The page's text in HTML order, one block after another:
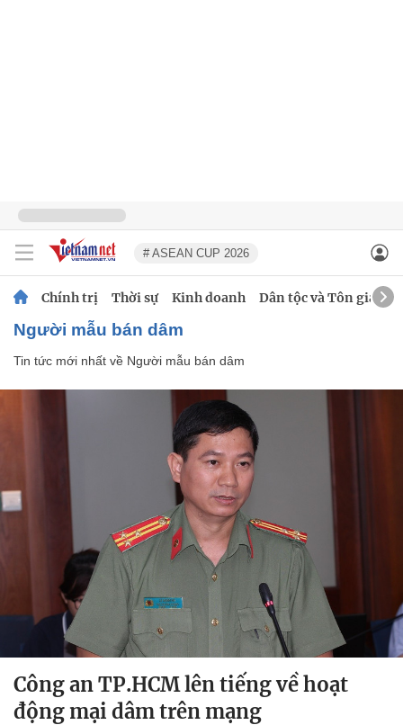
# ASEAN CUP 2026
Chính trị Thời sự Kinh doanh Dân tộc và Tôn giáo
Người mẫu bán dâm
Tin tức mới nhất về Người mẫu bán dâm
Công an TP.HCM lên tiếng về hoạt
động mại dâm trên mạng